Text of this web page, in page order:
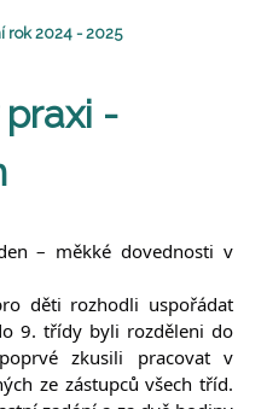
rok 2024 - 2025
-
– měkké dovednosti v
děti rozhodli uspořádat
9. třídy byli rozděleni do
zkusili pracovat v
ze zástupců všech tříd.